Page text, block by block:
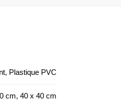
Plastique PVC
cm, 40 x 40 cm